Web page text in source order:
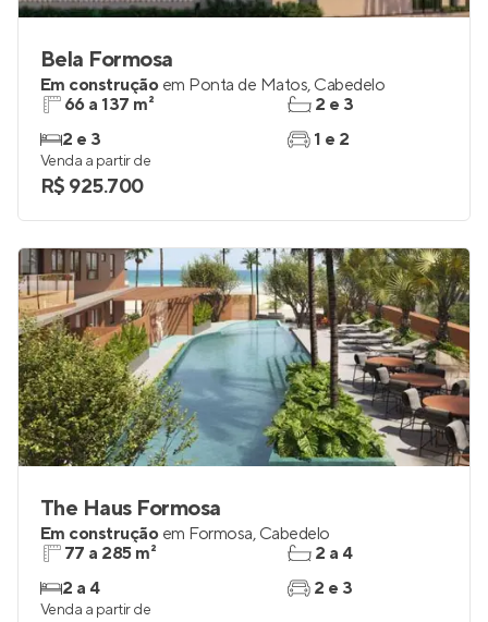
Bela Formosa
Em construção em Ponta de Matos, Cabedelo
66 a 137 m²
2 e 3
2 e 3
1 e 2
Venda a partir de
R$ 925.700
The Haus Formosa
Em construção em Formosa, Cabedelo
77 a 285 m²
2 a 4
2 a 4
2 e 3
Venda a partir de